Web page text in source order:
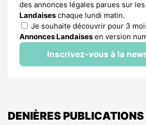
des annonces légales parues sur les
Landaises chaque lundi matin.
Je souhaite découvrir pour 3
Annonces Landaises en version
Inscrivez-vous à la
DENIÈRES PUBLICATIONS